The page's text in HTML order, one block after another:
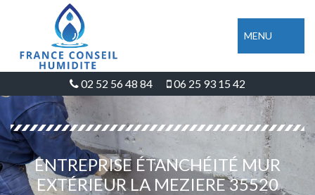
MENU
02 52 56 48 84 06 25 93 15 42
ENTREPRISE ÉTANCHÉITÉ MUR
EXTÉRIEUR LA MEZIERE 35520